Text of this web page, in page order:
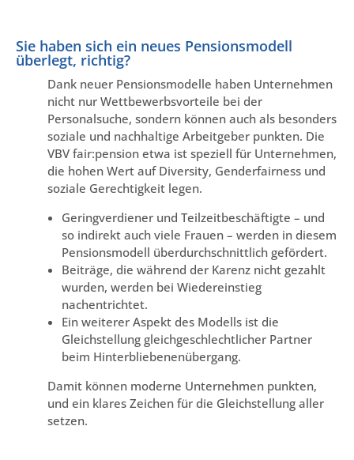
Sie haben sich ein neues Pensionsmodell
überlegt, richtig?
Dank neuer Pensionsmodelle haben Unternehmen
nicht nur Wettbewerbsvorteile bei der
Personalsuche, sondern können auch als besonders
soziale und nachhaltige Arbeitgeber punkten. Die
VBV fair:pension etwa ist speziell für Unternehmen,
die hohen Wert auf Diversity, Genderfairness und
soziale Gerechtigkeit legen.
Geringverdiener und Teilzeitbeschäftigte – und
so indirekt auch viele Frauen – werden in diesem
Pensionsmodell überdurchschnittlich gefördert.
Beiträge, die während der Karenz nicht gezahlt
wurden, werden bei Wiedereinstieg
nachentrichtet.
Ein weiterer Aspekt des Modells ist die
Gleichstellung gleichgeschlechtlicher Partner
beim Hinterbliebenenübergang.
Damit können moderne Unternehmen punkten,
und ein klares Zeichen für die Gleichstellung aller
setzen.